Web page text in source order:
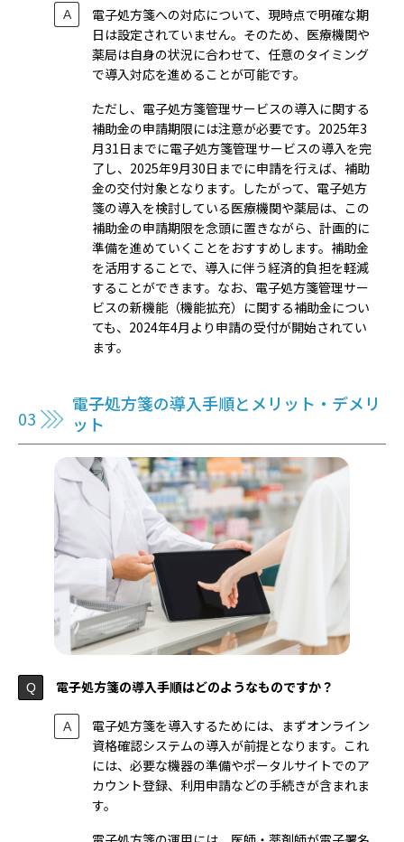
電子処方箋への対応について、現時点で明確な期
日は設定されていません。そのため、医療機関や
薬局は自身の状況に合わせて、任意のタイミング
で導入対応を進めることが可能です。
ただし、電子処方箋管理サービスの導入に関する
補助金の申請期限には注意が必要です。2025年3
月31日までに電子処方箋管理サービスの導入を完
了し、2025年9月30日までに申請を行えば、補助
金の交付対象となります。したがって、電子処方
箋の導入を検討している医療機関や薬局は、この
補助金の申請期限を念頭に置きながら、計画的に
準備を進めていくことをおすすめします。補助金
を活用することで、導入に伴う経済的負担を軽減
することができます。なお、電子処方箋管理サー
ビスの新機能（機能拡充）に関する補助金につい
ても、2024年4月より申請の受付が開始されてい
ます。
電子処方箋の導入手順とメリット・デメリ
ット
電子処方箋の導入手順はどのようなものですか？
電子処方箋を導入するためには、まずオンライン
資格確認システムの導入が前提となります。これ
には、必要な機器の準備やポータルサイトでのア
カウント登録、利用申請などの手続きが含まれま
す。